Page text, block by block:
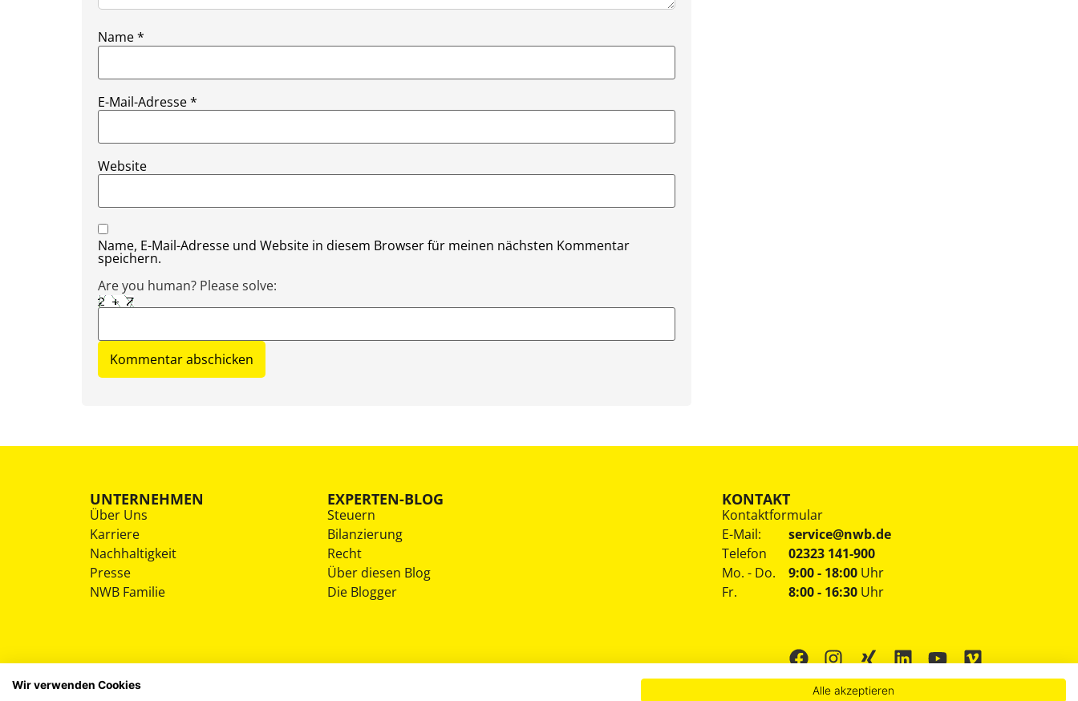
Name*
E-Mail-Adresse*
Website
Name, E-Mail-Adresse und Website in diesem Browser für meinen nächsten Kommentar
speichern.
Are you human? Please solve:
UNTERNEHMEN
Über Uns
Karriere
Nachhaltigkeit
Presse
NWB Familie
EXPERTEN-BLOG
Steuern
Bilanzierung
Recht
Über diesen Blog
Die Blogger
KONTAKT
Kontaktformular
E-Mail:
service@nwb.de
Telefon
02323 141-900
Mo. - Do.
Fr.
9:00 - 18:00 Uhr
8:00 - 16:30 Uhr
Wir verwenden Cookies Alle akzeptieren